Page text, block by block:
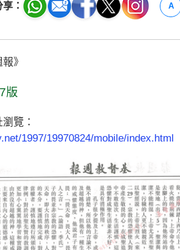
享： A
》
版
覽：
1997/19970824/mobile/index.html